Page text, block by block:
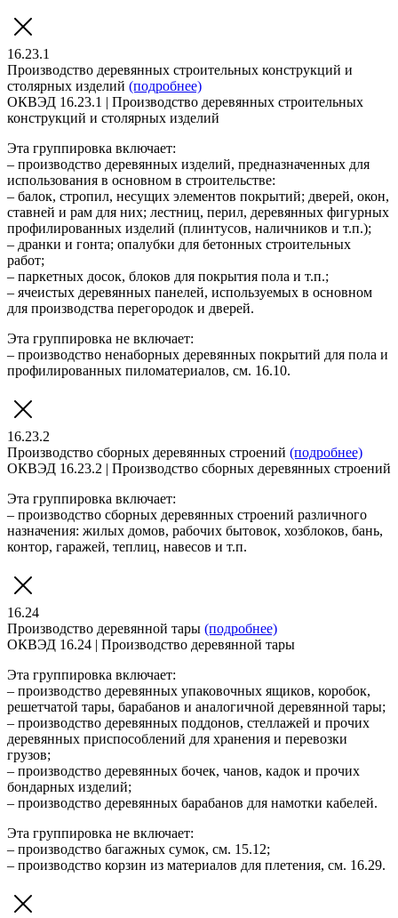
16.23.1
Производство деревянных строительных конструкций и
столярных изделий (подробнее)
ОКВЭД 16.23.1 | Производство деревянных строительных
конструкций и столярных изделий
Эта группировка включает:
– производство деревянных изделий, предназначенных для
использования в основном в строительстве:
– балок, стропил, несущих элементов покрытий; дверей, окон,
ставней и рам для них; лестниц, перил, деревянных фигурных
профилированных изделий (плинтусов, наличников и т.п.);
– дранки и гонта; опалубки для бетонных строительных
работ;
– паркетных досок, блоков для покрытия пола и т.п.;
– ячеистых деревянных панелей, используемых в основном
для производства перегородок и дверей.
Эта группировка не включает:
– производство ненаборных деревянных покрытий для пола и
профилированных пиломатериалов, см. 16.10.
16.23.2
Производство сборных деревянных строений (подробнее)
ОКВЭД 16.23.2 | Производство сборных деревянных строений
Эта группировка включает:
– производство сборных деревянных строений различного
назначения: жилых домов, рабочих бытовок, хозблоков, бань,
контор, гаражей, теплиц, навесов и т.п.
16.24
Производство деревянной тары (подробнее)
ОКВЭД 16.24 | Производство деревянной тары
Эта группировка включает:
– производство деревянных упаковочных ящиков, коробок,
решетчатой тары, барабанов и аналогичной деревянной тары;
– производство деревянных поддонов, стеллажей и прочих
деревянных приспособлений для хранения и перевозки
грузов;
– производство деревянных бочек, чанов, кадок и прочих
бондарных изделий;
– производство деревянных барабанов для намотки кабелей.
Эта группировка не включает:
– производство багажных сумок, см. 15.12;
– производство корзин из материалов для плетения, см. 16.29.